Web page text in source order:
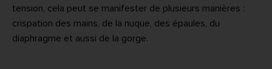
tension, cela peut se manifester de plusieurs manières :
crispation des mains, de la nuque, des épaules, du
diaphragme et aussi de la gorge.